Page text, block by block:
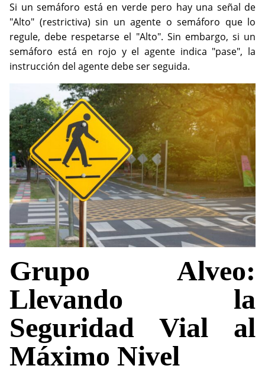
Si un semáforo está en verde pero hay una señal de
"Alto" (restrictiva) sin un agente o semáforo que lo
regule, debe respetarse el "Alto". Sin embargo, si un
semáforo está en rojo y el agente indica "pase", la
instrucción del agente debe ser seguida.
Grupo Alveo:
Llevando la
Seguridad Vial al
Máximo Nivel